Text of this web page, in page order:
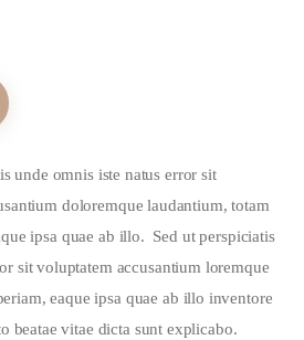
unde omnis iste natus error sit
doloremque laudantium, totam
ipsa quae ab illo.  Sed ut perspiciatis
sit voluptatem accusantium loremque
eaque ipsa quae ab illo inventore
beatae vitae dicta sunt explicabo.